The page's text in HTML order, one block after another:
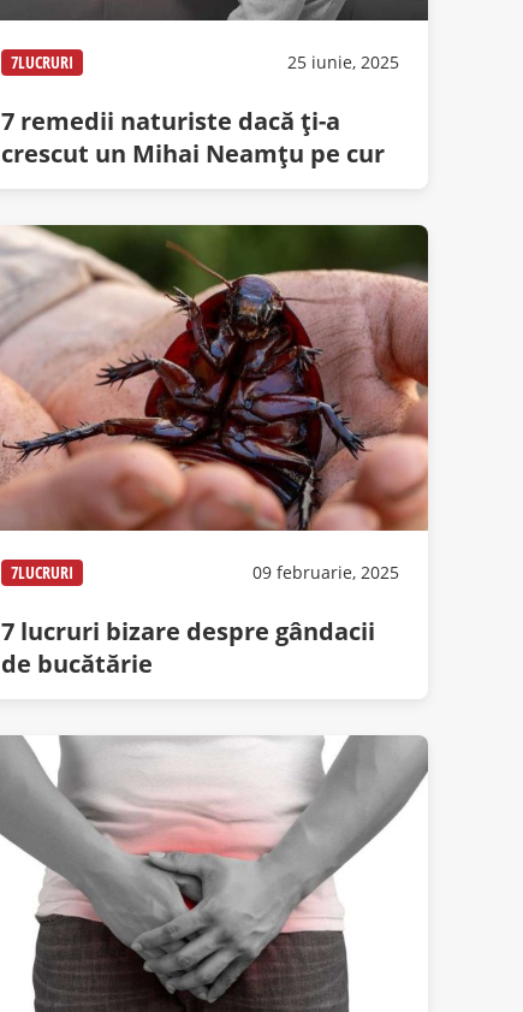
7LUCRURI 25 iunie, 2025
7 remedii naturiste dacă ți-a
crescut un Mihai Neamțu pe cur
7LUCRURI 09 februarie, 2025
7 lucruri bizare despre gândacii
de bucătărie